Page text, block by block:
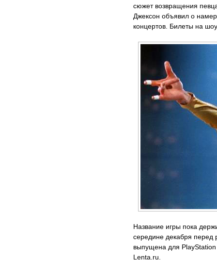
сюжет возвращения
Джексон объявил о
концертов. Билеты на
Название игры пока
середине декабря перед
выпущена для
Lenta.ru.